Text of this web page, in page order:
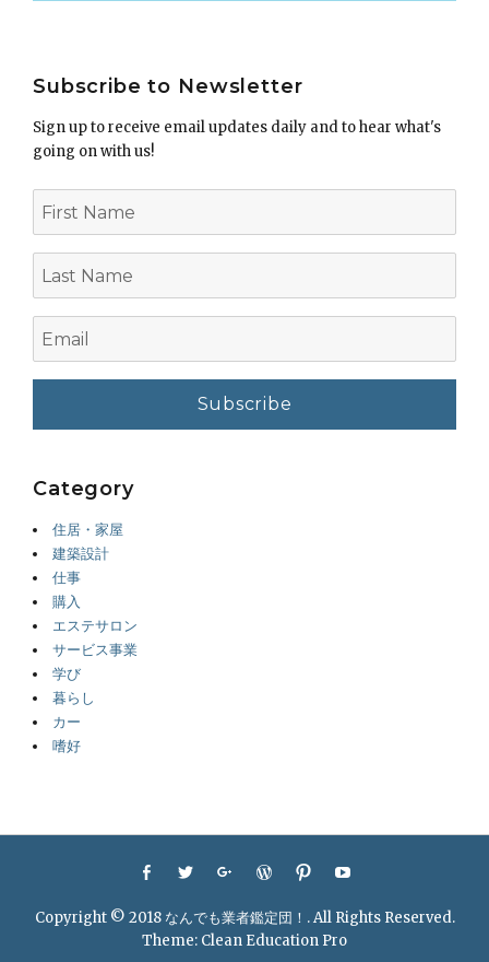
Subscribe to Newsletter
Sign up to receive email updates daily and to hear what's
going on with us!
First
Name
Name
Category
住居・家屋
建築設計
仕事
購入
エステサロン
サービス事業
学び
暮らし
カー
嗜好
Facebook
Twitter GoogleplusWordPress
Pinterest
Copyright © 2018 なんでも業者鑑定団！ . All Rights Reserved.
Theme: Clean Education Pro